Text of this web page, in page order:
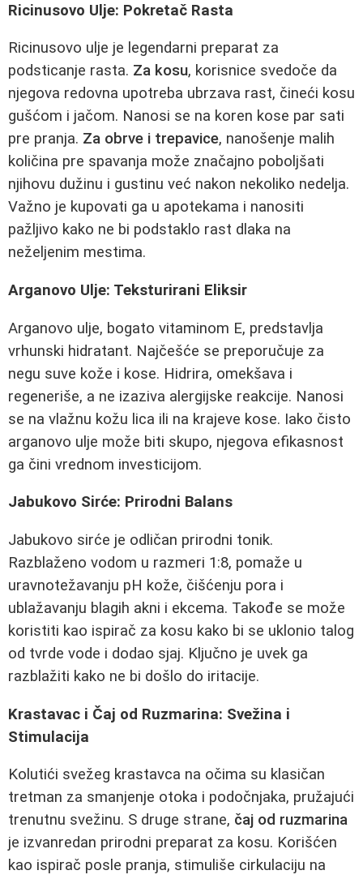
Ricinusovo Ulje: Pokretač Rasta
Ricinusovo ulje je legendarni preparat za
podsticanje rasta. Za kosu, korisnice svedoče da
njegova redovna upotreba ubrzava rast, čineći kosu
gušćom i jačom. Nanosi se na koren kose par sati
pre pranja. Za obrve i trepavice, nanošenje malih
količina pre spavanja može značajno poboljšati
njihovu dužinu i gustinu već nakon nekoliko nedelja.
Važno je kupovati ga u apotekama i nanositi
pažljivo kako ne bi podstaklo rast dlaka na
neželjenim mestima.
Arganovo Ulje: Teksturirani Eliksir
Arganovo ulje, bogato vitaminom E, predstavlja
vrhunski hidratant. Najčešće se preporučuje za
negu suve kože i kose. Hidrira, omekšava i
regeneriše, a ne izaziva alergijske reakcije. Nanosi
se na vlažnu kožu lica ili na krajeve kose. Iako čisto
arganovo ulje može biti skupo, njegova efikasnost
ga čini vrednom investicijom.
Jabukovo Sirće: Prirodni Balans
Jabukovo sirće je odličan prirodni tonik.
Razblaženo vodom u razmeri 1:8, pomaže u
uravnotežavanju pH kože, čišćenju pora i
ublažavanju blagih akni i ekcema. Takođe se može
koristiti kao ispirač za kosu kako bi se uklonio talog
od tvrde vode i dodao sjaj. Ključno je uvek ga
razblažiti kako ne bi došlo do iritacije.
Krastavac i Čaj od Ruzmarina: Svežina i
Stimulacija
Kolutići svežeg krastavca na očima su klasičan
tretman za smanjenje otoka i podočnjaka, pružajući
trenutnu svežinu. S druge strane, čaj od ruzmarina
je izvanredan prirodni preparat za kosu. Korišćen
kao ispirač posle pranja, stimuliše cirkulaciju na